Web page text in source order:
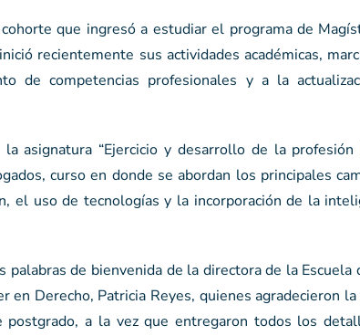
que ingresó a estudiar el programa de
recientemente sus actividades académicas,
de competencias profesionales y a la
asignatura “Ejercicio y desarrollo de la profesión
curso en donde se abordan los principales
el uso de tecnologías y la incorporación de la
de bienvenida de la directora de la Escuela
Derecho, Patricia Reyes, quienes agradecieron
postgrado, a la vez que entregaron todos los